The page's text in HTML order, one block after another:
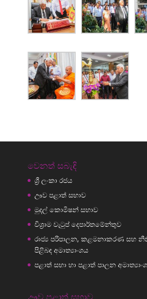
වෙනත් සබැඳි
ශ්‍රී ලංකා රජය
ඌව පළාත් සභාව
මුදල් කොමිෂන් සභාව
විශ්‍රාම වැටුප් දෙපාර්තමේන්තුව
රාජ්‍ය පරිපාලන, කළමනාකරණ සහ
පිළිබඳ අමාත්‍යාංශය
පළාත් සභා හා පළාත් පාලන